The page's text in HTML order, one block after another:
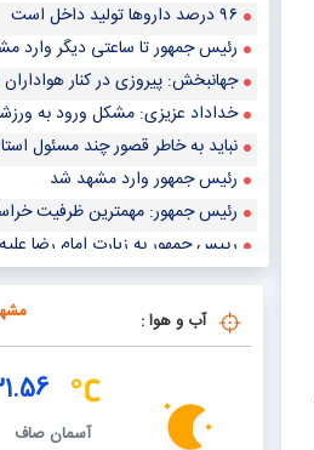
۹۶ درصد داروها تولید داخل است
رئیس جمهور تا ساعتی دیگر وارد مشهد
جهانبخش: پیروزی در کنار هواداران
خداداد عزیزی: مشکل ورود به ورزشگاه
نباید به خاطر قصور چند مسئول
رئیس جمهور وارد مشهد شد
رئیس جمهور: مهمترین ظرفیت
رییس جمهور به زیارت امام رضا علیه
آب و هوا :
آسمان صاف